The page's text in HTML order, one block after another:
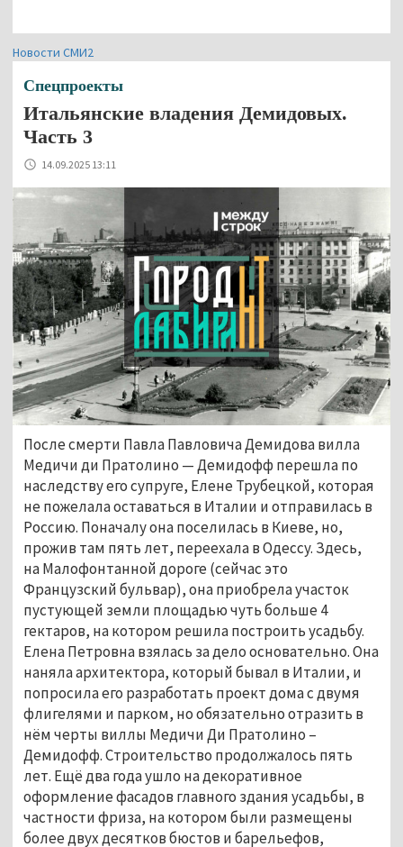
Новости СМИ2
Спецпроекты
Итальянские владения Демидовых.
Часть 3
14.09.2025 13:11
После смерти Павла Павловича Демидова вилла
Медичи ди Пратолино — Демидофф перешла по
наследству его супруге, Елене Трубецкой, которая
не пожелала оставаться в Италии и отправилась в
Россию. Поначалу она поселилась в Киеве, но,
прожив там пять лет, переехала в Одессу. Здесь,
на Малофонтанной дороге (сейчас это
Французский бульвар), она приобрела участок
пустующей земли площадью чуть больше 4
гектаров, на котором решила построить усадьбу.
Елена Петровна взялась за дело основательно. Она
наняла архитектора, который бывал в Италии, и
попросила его разработать проект дома с двумя
флигелями и парком, но обязательно отразить в
нём черты виллы Медичи Ди Пратолино –
Демидофф. Строительство продолжалось пять
лет. Ещё два года ушло на декоративное
оформление фасадов главного здания усадьбы, в
частности фриза, на котором были размещены
более двух десятков бюстов и барельефов,